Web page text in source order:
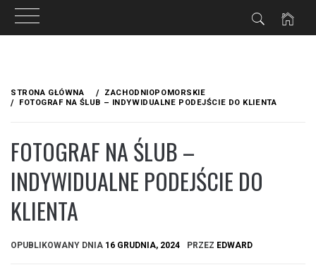
treści
STRONA GŁÓWNA
ZACHODNIOPOMORSKIE
FOTOGRAF NA ŚLUB – INDYWIDUALNE PODEJŚCIE DO KLIENTA
FOTOGRAF NA ŚLUB –
INDYWIDUALNE PODEJŚCIE DO
KLIENTA
OPUBLIKOWANY DNIA 16 GRUDNIA, 2024 PRZEZ EDWARD